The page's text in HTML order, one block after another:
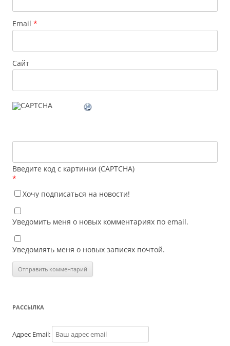
Email *
Сайт
Введите код с картинки (CAPTCHA)
*
Хочу подписаться на новости!
Уведомить меня о новых комментариях по email.
Уведомлять меня о новых записях почтой.
РАССЫЛКА
Адрес Email: